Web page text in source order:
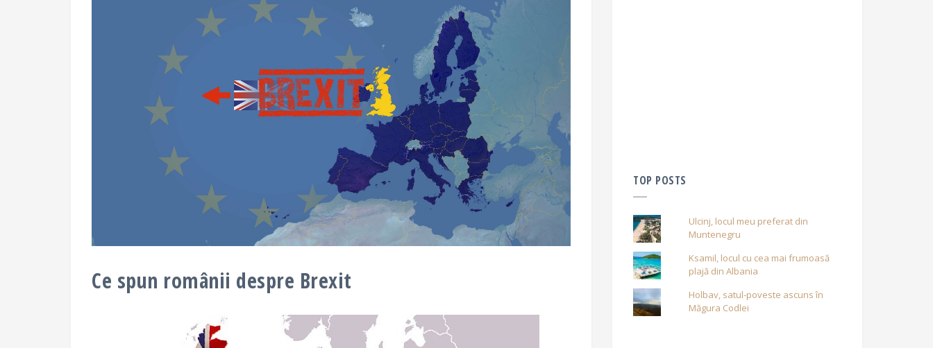
Ce spun românii despre Brexit
TOP POSTS
Ulcinj, locul meu preferat din
Muntenegru
Ksamil, locul cu cea mai frumoasă
plajă din Albania
Holbav, satul-poveste ascuns în
Măgura Codlei